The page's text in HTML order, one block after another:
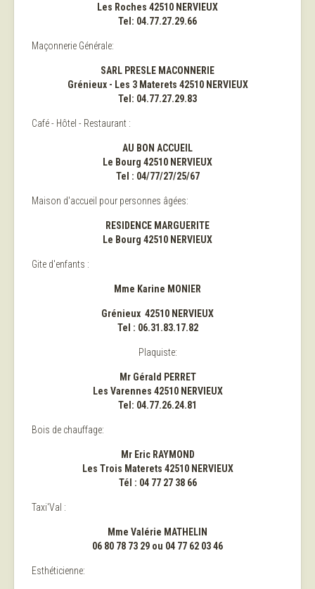
Les Roches 42510 NERVIEUX
Tel: 04.77.27.29.66
Maçonnerie Générale:
SARL PRESLE MACONNERIE
Grénieux - Les 3 Materets 42510 NERVIEUX
Tel: 04.77.27.29.83
Café - Hôtel - Restaurant :
AU BON ACCUEIL
Le Bourg 42510 NERVIEUX
Tel : 04/77/27/25/67
Maison d'accueil pour personnes âgées:
RESIDENCE MARGUERITE
Le Bourg 42510 NERVIEUX
Gite d'enfants :
Mme Karine MONIER
Grénieux 42510 NERVIEUX
Tel : 06.31.83.17.82
Plaquiste:
Mr Gérald PERRET
Les Varennes 42510 NERVIEUX
Tel: 04.77.26.24.81
Bois de chauffage:
Mr Eric RAYMOND
Les Trois Materets 42510 NERVIEUX
Tél : 04 77 27 38 66
Taxi'Val :
Mme Valérie MATHELIN
06 80 78 73 29 ou 04 77 62 03 46
Esthéticienne: